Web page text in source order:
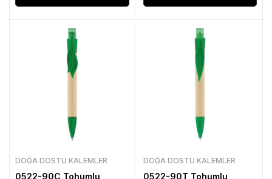
DOĞA DOSTU KALEMLER
0522-90C Tohumlu
DOĞA DOSTU KALEMLER
0522-90T Tohumlu